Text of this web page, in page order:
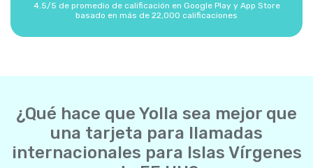
4.5/5 de promedio de calificación en Google Play y App Store
basado en más de 22,000 calificaciones
¿Qué hace que Yolla sea mejor que
una tarjeta para llamadas
internacionales para Islas Vírgenes